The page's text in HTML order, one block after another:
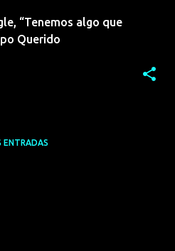
“Tenemos algo que
Querido
ENTRADAS